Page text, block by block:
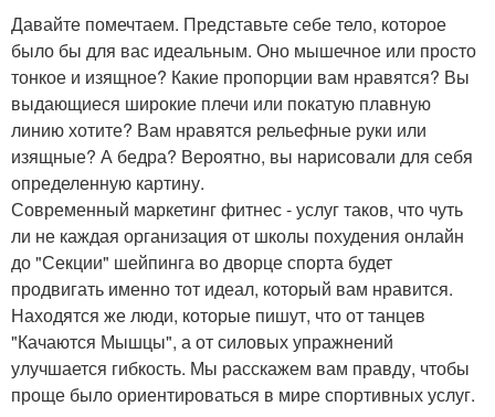
Давайте помечтаем. Представьте себе тело, которое
было бы для вас идеальным. Оно мышечное или просто
тонкое и изящное? Какие пропорции вам нравятся? Вы
выдающиеся широкие плечи или покатую плавную
линию хотите? Вам нравятся рельефные руки или
изящные? А бедра? Вероятно, вы нарисовали для себя
определенную картину.
Современный маркетинг фитнес - услуг таков, что чуть
ли не каждая организация от школы похудения онлайн
до "Секции" шейпинга во дворце спорта будет
продвигать именно тот идеал, который вам нравится.
Находятся же люди, которые пишут, что от танцев
"Качаются Мышцы", а от силовых упражнений
улучшается гибкость. Мы расскажем вам правду, чтобы
проще было ориентироваться в мире спортивных услуг.